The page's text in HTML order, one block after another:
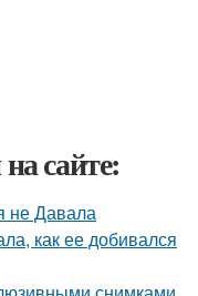
сайте:
не Давала
как ее добивался